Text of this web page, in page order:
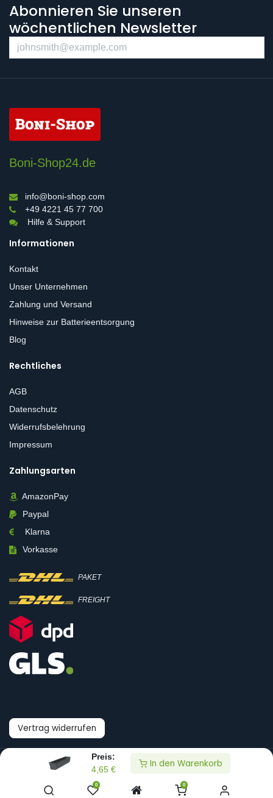
Preis:
4,65€
In den Warenkorb
0 0
Abonnieren Sie unseren
wöchentlichen Newsletter
Boni-Shop24.de
info@boni-shop.com
+49 4221 45 77 700
Hilfe & Support
Informationen
Kontakt
Unser Unternehmen
Zahlung und Versand
Hinweise zur Batterieentsorgung
Blog
Rechtliches
AGB
Datenschutz
Widerrufsbelehrung
Impressum
Zahlungsarten
AmazonPay
Paypal
Klarna
Vorkasse
PAKET
FREIGHT
Vertrag widerrufen
© Boni-Shop GmbH
Datenpräferenzen